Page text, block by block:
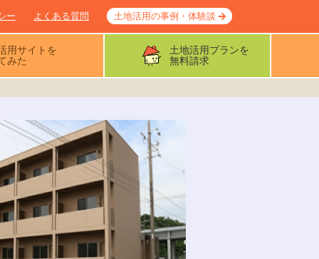
ー よくある質問 土地活用の事例・体験談
用サイトを
みた
土地活用プランを
無料請求